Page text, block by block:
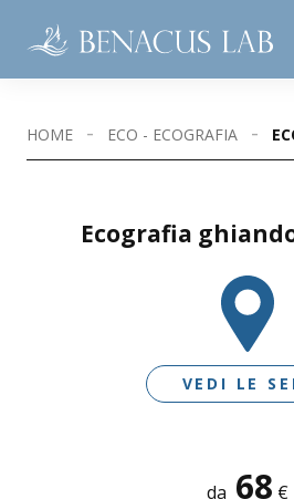
HOME ECO - ECOGRAFIA
Ecografia
VEDI LE
da 68 €